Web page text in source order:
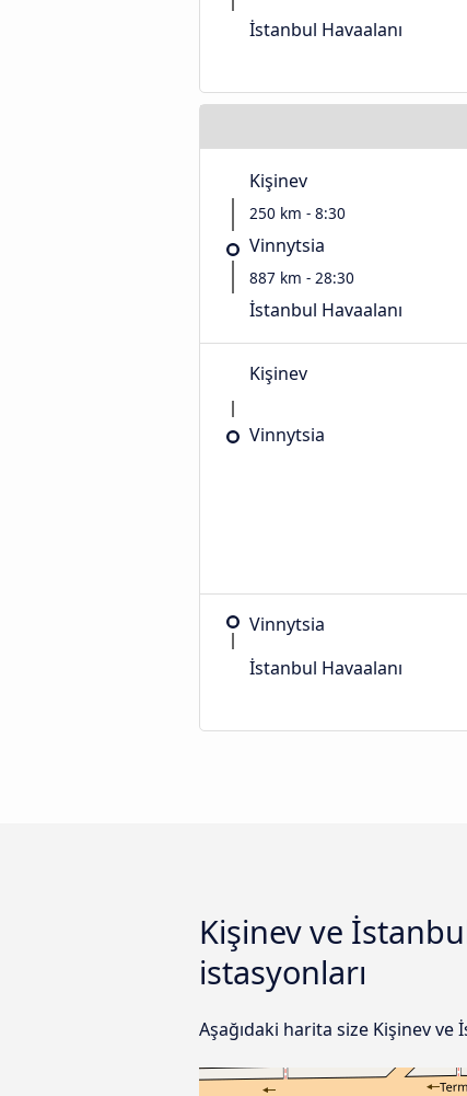
İstanbul Havaalanı
Kişinev
250 km - 8:30
Vinnytsia
887 km - 28:30
İstanbul Havaalanı
Kişinev
Vinnytsia
Vinnytsia
İstanbul Havaalanı
Kişinev ve
istasyonları
Aşağıdaki harita size Kişinev